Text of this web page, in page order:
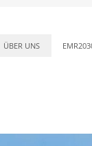
ÜBER UNS